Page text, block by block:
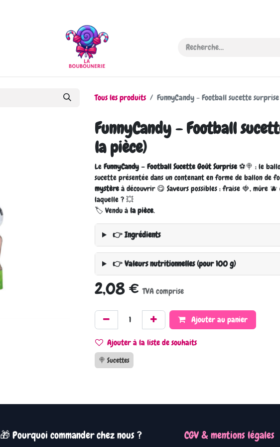
Tous les produits FunnyCandy - Football sucette
FunnyCandy - Football
la pièce)
Le FunnyCandy – Football Sucette Goût Surprise⚽🍭 : le
sucette présentée dans un contenant en forme de ballon de
mystèreà découvrir 😋 Saveurs possibles : fraise 🍓, mûre
laquelle ? 💥
🏷️ Vendu à la pièce.
👉 Ingrédients
👉 Valeurs nutritionnelles (pour 100 g)
2,08€ TVA comprise
Ajouter au panier
Ajouter à la liste de souhaits
🍭 Sucettes
🎁 Pourquoi commander chez nous ? CGV & mentions légales